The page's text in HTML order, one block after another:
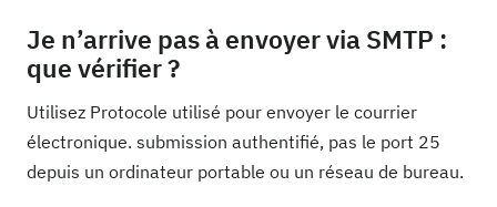
Je n’arrive pas à envoyer via SMTP :
que vérifier ?
Utilisez Protocole utilisé pour envoyer le courrier
électronique. submission authentifié, pas le port 25
depuis un ordinateur portable ou un réseau de bureau.